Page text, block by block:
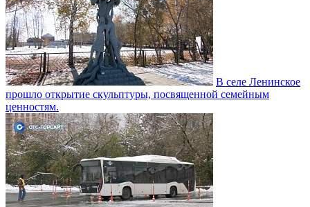
В селе Ленинское
прошло открытие скульптуры, посвященной семейным
ценностям.